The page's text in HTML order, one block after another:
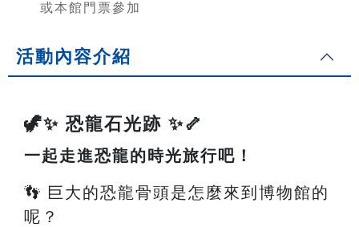
或本館門票參加
活動內容介紹
🦖✨ 恐龍石光跡 ✨🦴
一起走進恐龍的時光旅行吧！
👣 巨大的恐龍骨頭是怎麼來到博物館的
呢？